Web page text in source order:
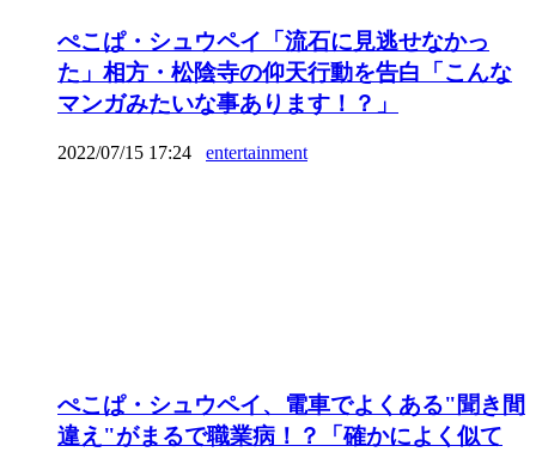
ぺこぱ・シュウペイ「流石に見逃せなかっ
た」相方・松陰寺の仰天行動を告白「こんな
マンガみたいな事あります！？」
2022/07/15 17:24 entertainment
ぺこぱ・シュウペイ、電車でよくある"聞き間
違え"がまるで職業病！？「確かによく似て